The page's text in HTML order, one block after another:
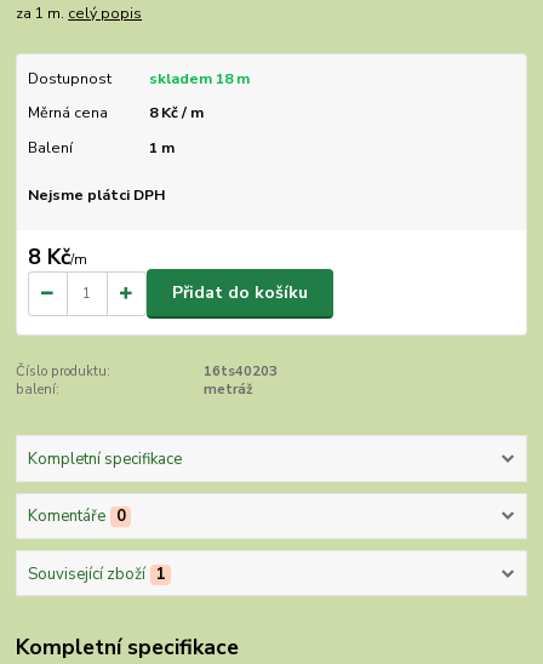
za 1 m. celý popis
Dostupnost
skladem 18 m
Měrná cena
8 Kč / m
Balení
1 m
Nejsme plátci DPH
8 Kč/m
Přidat do košíku
Číslo produktu:
16ts40203
balení:
metráž
Kompletní specifikace
Komentáře 0
Související zboží 1
Kompletní specifikace